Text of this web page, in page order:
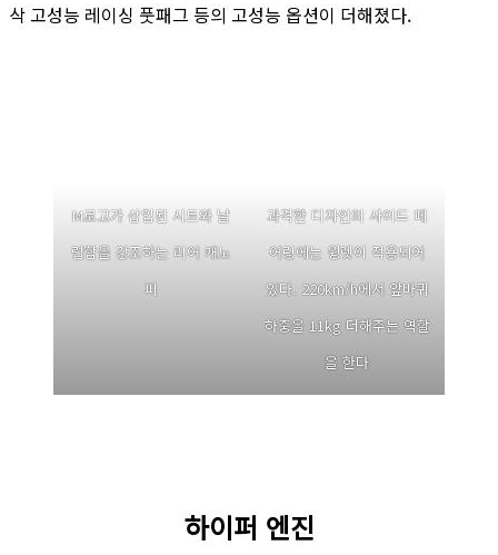
삭 고성능 레이싱 풋패그 등의 고성능 옵션이 더해졌다.
M로고가 삽입된 시트와 날
렵함을 강조하는 리어 캐노
피
과격한 디자인의 사이드 페
어링에는 윙렛이 적용되어
있다. 220km/h에서 앞바퀴
하중을 11kg 더해주는 역할
을 한다
하이퍼 엔진